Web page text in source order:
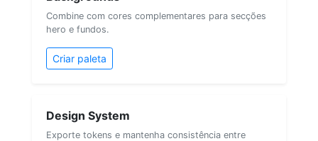
Combine com cores complementares para secções
hero e fundos.
Criar paleta
Design System
Exporte tokens e mantenha consistência entre